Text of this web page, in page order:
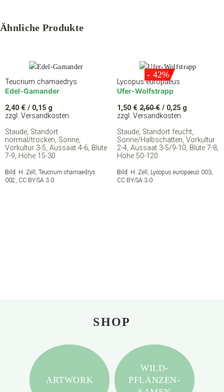
Ähnliche Produkte
Teucrium chamaedrys
Edel-Gamander
2,40 € / 0,15 g
zzgl. Versandkosten
Staude, Standort
normal/trocken, Sonne,
Vorkultur 3-5, Aussaat 4-6, Blüte
7-9, Höhe 15-30
Bild: H. Zell, Teucrium chamaedrys
002, CC BY-SA 3.0
- 42%
Lycopus europaeus
Ufer-Wolfstrapp
1,50 € 2,60€ / 0,25 g
zzgl. Versandkosten
Staude, Standort feucht,
Sonne/Halbschatten, Vorkultur
2-4, Aussaat 3-5/9-10, Blüte 7-8,
Höhe 50-120
Bild: H. Zell, Lycopus europaeus 003,
CC BY-SA 3.0
SHOP
ARTWORK
WILD-
PFLANZEN-